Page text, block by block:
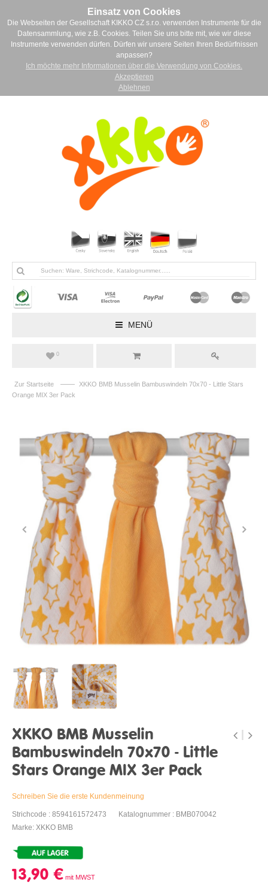
Einsatz von Cookies
Die Webseiten der Gesellschaft KIKKO CZ s.r.o. verwenden Instrumente für die
Datensammlung, wie z.B. Cookies. Teilen Sie uns bitte mit, wie wir diese
Instrumente verwenden dürfen. Dürfen wir unsere Seiten Ihren Bedürfnissen
anpassen?
Ich möchte mehr Informationen über die Verwendung von Cookies.
Akzeptieren
Ablehnen
MENÜ
0
Zur Startseite ——
XKKO BMB Musselin Bambuswindeln 70x70 - Little Stars
Orange MIX 3er Pack
XKKO BMB Musselin
Bambuswindeln 70x70 - Little
Stars Orange MIX 3er Pack
Schreiben Sie die erste Kundenmeinung
Strichcode : 8594161572473
Katalognummer : BMB070042
Marke: XKKO BMB
13,90 €